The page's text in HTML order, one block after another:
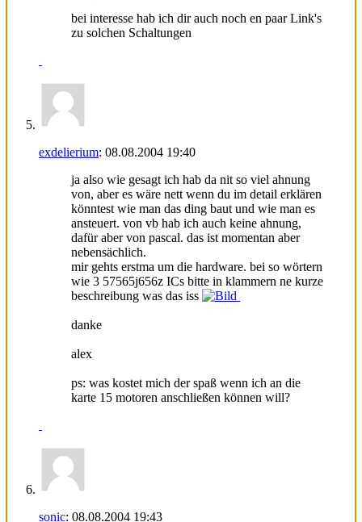
bei interesse hab ich dir auch noch en paar Link's
zu solchen Schaltungen
exdelierium: 08.08.2004 19:40
ja also wie gesagt ich hab da nit so viel ahnung
von, aber es wäre nett wenn du im detail erklären
könntest wie man das ding baut und wie man es
ansteuert. von vb hab ich auch keine ahnung,
dafür aber von pascal. das ist momentan aber
nebensächlich.
mir gehts erstma um die hardware. bei so wörtern
wie 3 57565j656z ICs bitte in klammern ne kurze
beschreibung was das iss
danke
alex
ps: was kostet mich der spaß wenn ich an die
karte 15 motoren anschließen können will?
sonic: 08.08.2004 19:43